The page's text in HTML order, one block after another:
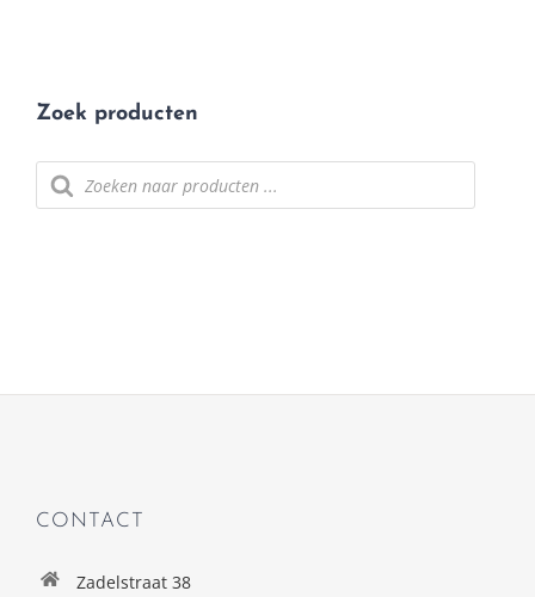
Zoek producten
Producten
zoeken
CONTACT
Zadelstraat 38